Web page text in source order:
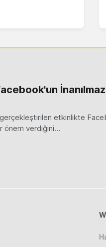
gerçekleştirilen etkinlikte
önem verdiğini…